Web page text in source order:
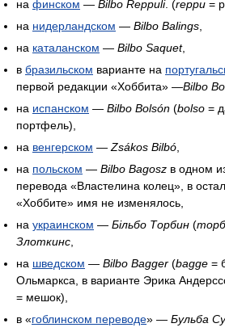
на финском — Bilbo Reppuli. (reppu =
на нидерландском — Bilbo Balings
на каталанском — Bilbo Saquet,
в бразильском варианте на
первой редакции «Хоббита» —Bilbo
на испанском — Bilbo Bolsón (bolso =
портфель),
на венгерском — Zsákos Bilbó
на польском — Bilbo Bagosz в одном
перевода «Властелина колец», в
«Хоббите» имя не изменялось,
на украинском — Більбо Торбин (
Злоткинс
на шведском — Bilbo Bagger (bagge =
Ольмаркса, в варианте Эрика
= мешок),
в «гоблинском переводе» — Бульба